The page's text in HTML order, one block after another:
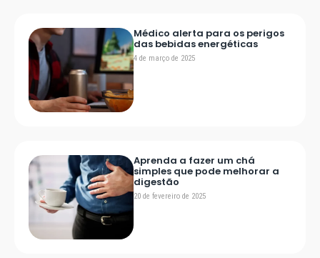
Médico alerta para os perigos
das bebidas energéticas
4 de março de 2025
Aprenda a fazer um chá
simples que pode melhorar a
digestão
20 de fevereiro de 2025